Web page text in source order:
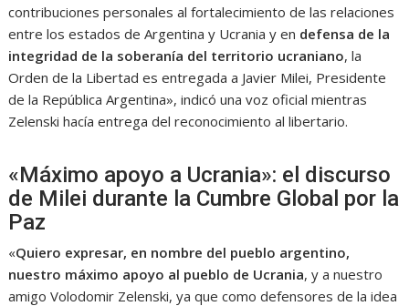
contribuciones personales al fortalecimiento de las relaciones
entre los estados de Argentina y Ucrania y en defensa de la
integridad de la soberanía del territorio ucraniano, la
Orden de la Libertad es entregada a Javier Milei, Presidente
de la República Argentina», indicó una voz oficial mientras
Zelenski hacía entrega del reconocimiento al libertario.
«Máximo apoyo a Ucrania»: el discurso
de Milei durante la Cumbre Global por la
Paz
«Quiero expresar, en nombre del pueblo argentino,
nuestro máximo apoyo al pueblo de Ucrania, y a nuestro
amigo Volodomir Zelenski, ya que como defensores de la idea